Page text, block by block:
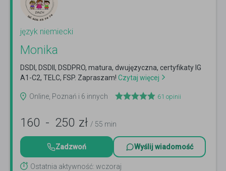
język niemiecki
Monika
DSDI, DSDII, DSDPRO, matura, dwujęzyczna, certyfikaty IG
A1-C2, TELC, FSP. Zapraszam! Czytaj więcej
Online, Poznań i 6 innych 61 opinii
160 - 250 zł / 55 min
Zadzwoń Wyślij wiadomość
Ostatnia aktywność: wczoraj